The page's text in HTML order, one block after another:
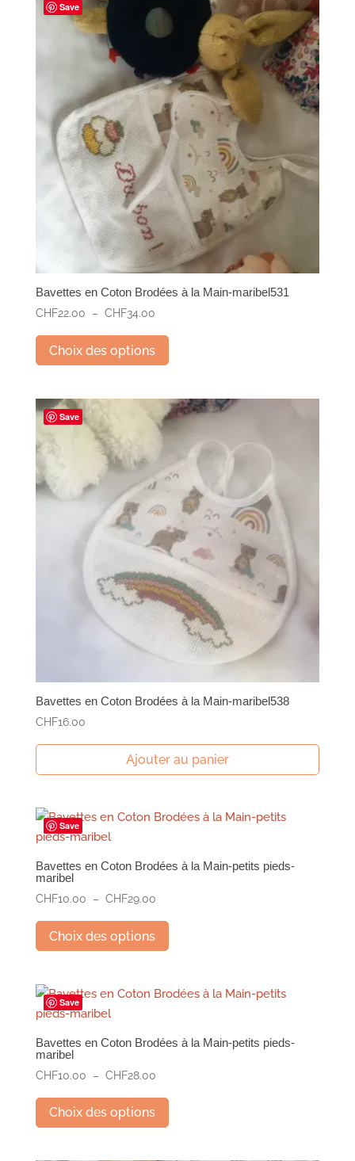
Save
Bavettes en Coton Brodées à la Main-maribel531
CHF22.00 – CHF34.00Plage
prix :
CHF22.00
CHF34.00
Choix des options
variations.
Les
options
peuvent
être
choisies
sur
la
page
du
produit
Save
Bavettes en Coton Brodées à la Main-maribel538
CHF16.00
Ajouter au panier
Save
Bavettes en Coton Brodées à la Main-petits pieds-
maribel
CHF10.00 – CHF29.00Plage
CHF10.00
CHF29.00
Choix des options
variations.
options
choisies
Save
Bavettes en Coton Brodées à la Main-petits pieds-
maribel
CHF10.00 – CHF28.00Plage
CHF10.00
Choix des options